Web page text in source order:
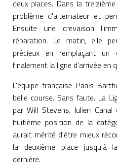
deux places. Dans la
problème d'alternateur et
Ensuite une crevaison
réparation. Le matin, elle
précieux en remplaçant un
finalement la ligne d'arrivée en
L'équipe française Panis-
belle course. Sans faute. La
par Will Stevens, Julien
huitième position de la
aurait mérité d'être mieux
la deuxième place jusqu'à
dernière.